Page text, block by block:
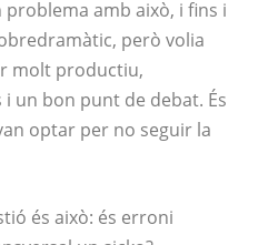
amb això, i fins i
però volia
molt productiu,
un bon punt de debat. És
optar per no seguir la
és això: és erroni